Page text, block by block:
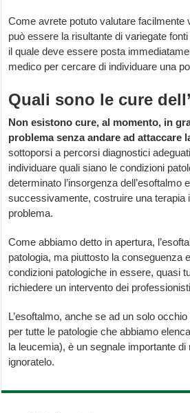
Come avrete potuto valutare facilmente
può essere la risultante di variegate
il quale deve essere posta
medico per cercare di individuare una
Quali sono le cure
Non esistono cure, al momento, in
problema senza andare ad attaccare
sottoporsi a percorsi diagnostici
individuare quali siano le condizioni
determinato l’insorgenza dell’esoftalmo
successivamente, costruire una terapia
problema.
Come abbiamo detto in apertura,
patologia, ma piuttosto la conseguenza
condizioni patologiche in essere, quasi
richiedere un intervento dei
L’esoftalmo, anche se ad un solo
per tutte le patologie che abbiamo
la leucemia), è un segnale importante
ignoratelo.